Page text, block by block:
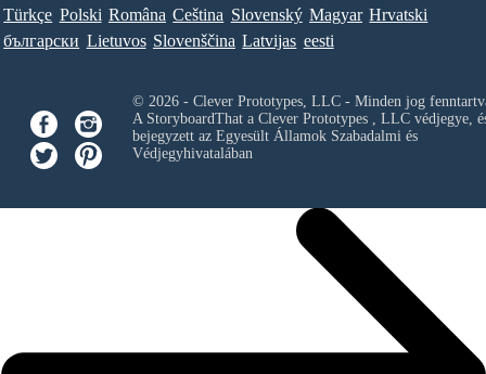
Türkçe Polski Româna Ceština Slovenský Magyar Hrvatski
български Lietuvos Slovenščina Latvijas eesti
© 2026 - Clever Prototypes, LLC - Minden jog
A StoryboardThat a Clever Prototypes , LLCvédjegye,
bejegyzett az Egyesült Államok Szabadalmi és
Védjegyhivatalában